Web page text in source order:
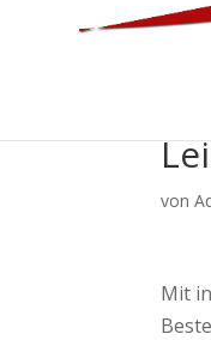
von
Mit